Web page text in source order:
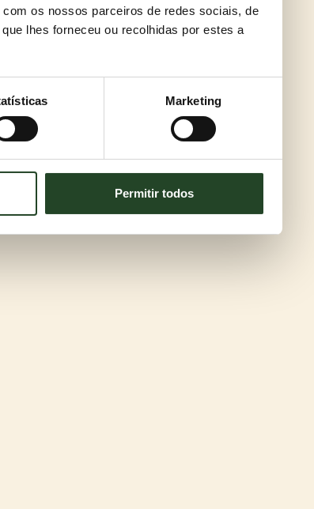
os nossos parceiros de redes sociais, de
lhes forneceu ou recolhidas por estes a
Marketing
Permitir todos